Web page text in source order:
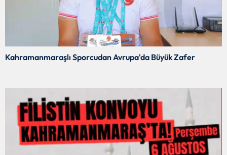
Kahramanmaraşlı Sporcudan Avrupa'da Büyük Zafer